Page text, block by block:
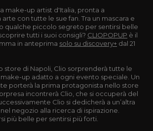
make-up artist d'Italia, pronta a
con tutte le sue fan. Tra un mascara e
qualche piccolo segreto per sentirsi belle
tutti i suoi consigli? CLIOPOPUP è il
in anteprima solo su discovery+ dal 21
store di Napoli, Clio sorprenderà tutte le
up adatto a ogni evento speciale. Un
porterà la prima protagonista nello store
incontrerà Clio, che si occuperà del
Clio si dedicherà a un’altra
negozio alla ricerca di ispirazione.
più belle per sentirsi più forti.